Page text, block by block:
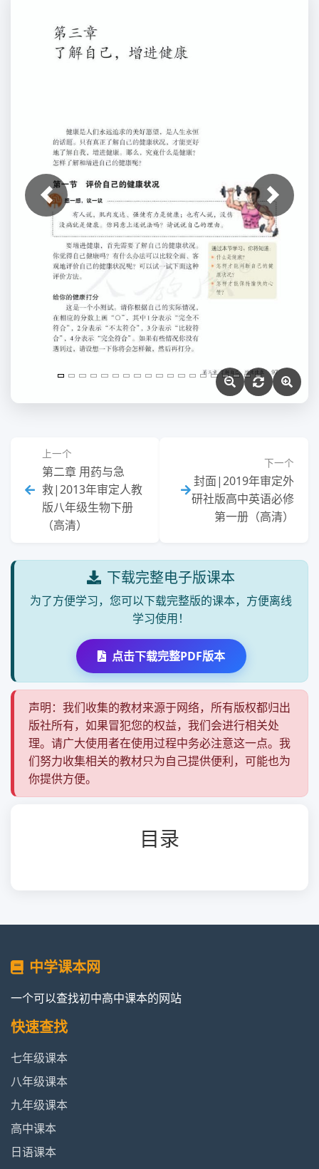
上一张 下一张
上一个
第二章 用药与急
救|2013年审定人教
版八年级生物下册
（高清）
下一个
封面|2019年审定外
研社版高中英语必修
第一册（高清）
下载完整电子版课本
为了方便学习，您可以下载完整版的课本，方便离线
学习使用！
点击下载完整PDF版本
声明：我们收集的教材来源于网络，所有版权都归出
版社所有，如果冒犯您的权益，我们会进行相关处
理。请广大使用者在使用过程中务必注意这一点。我
们努力收集相关的教材只为自己提供便利，可能也为
你提供方便。
目录
中学课本网
一个可以查找初中高中课本的网站
快速查找
七年级课本
八年级课本
九年级课本
高中课本
日语课本